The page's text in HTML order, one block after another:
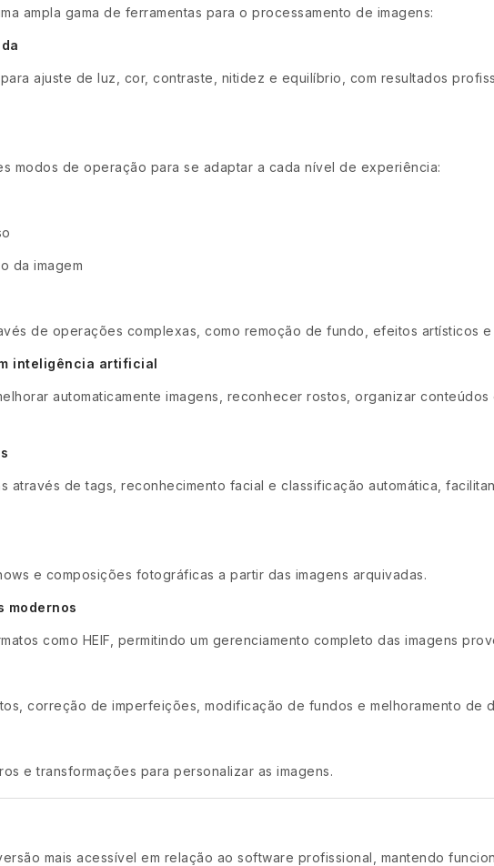
ampla gama de ferramentas para o processamento de imagens:
ajuste de luz, cor, contraste, nitidez e equilíbrio, com resultados
modos de operação para se adaptar a cada nível de experiência:
da imagem
de operações complexas, como remoção de fundo, efeitos artísticos e
inteligência artificial
automaticamente imagens, reconhecer rostos, organizar
através de tags, reconhecimento facial e classificação automática,
e composições fotográficas a partir das imagens arquivadas.
modernos
como HEIF, permitindo um gerenciamento completo das imagens
correção de imperfeições, modificação de fundos e melhoramento de
e transformações para personalizar as imagens.
mais acessível em relação ao software profissional, mantendo